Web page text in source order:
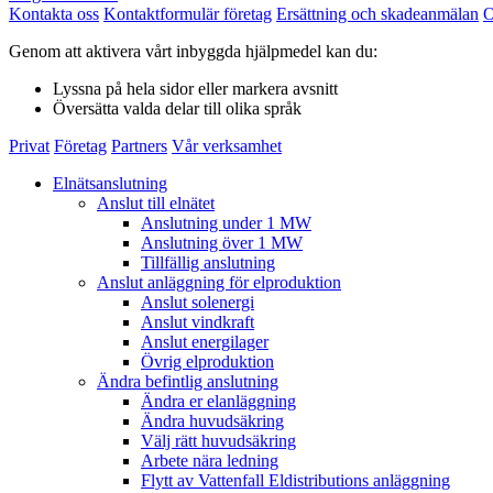
Kontakta oss Kontaktformulär företag Ersättning och skadeanmälan
Genom att aktivera vårt inbyggda hjälpmedel kan du:
Lyssna på hela sidor eller markera avsnitt
Översätta valda delar till olika språk
Privat Företag Partners Vår verksamhet
Elnätsanslutning
Anslut till elnätet
Anslutning under 1 MW
Anslutning över 1 MW
Tillfällig anslutning
Anslut anläggning för elproduktion
Anslut solenergi
Anslut vindkraft
Anslut energilager
Övrig elproduktion
Ändra befintlig anslutning
Ändra er elanläggning
Ändra huvudsäkring
Välj rätt huvudsäkring
Arbete nära ledning
Flytt av Vattenfall Eldistributions anläggning